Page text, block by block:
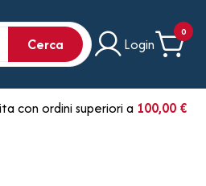
Cerca Login
0
con ordini superiori a 100,00 €